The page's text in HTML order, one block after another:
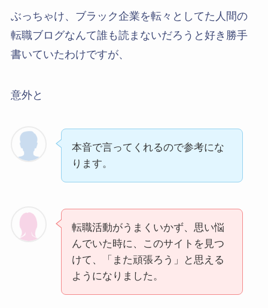
ぶっちゃけ、ブラック企業を転々としてた人間の
転職ブログなんて誰も読まないだろうと好き勝手
書いていたわけですが、
意外と
本音で言ってくれるので参考にな
ります。
転職活動がうまくいかず、思い悩
んでいた時に、このサイトを見つ
けて、「また頑張ろう」と思える
ようになりました。